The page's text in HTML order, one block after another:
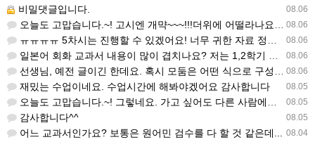
08.06
비밀댓글입니다.
08.06
오늘도 고맙습니다.~! 고시엔 개먁~~~!!!더위에 어떨라나요...감사합니다. ^^
08.06
ㅠㅠㅠㅠ 5차시는 진행할 수 있겠어요! 너무 귀한 자료 정말 감사합니다!!!
08.06
일본어 회화 교과서 내용이 많이 겹치나요? 저는 1,2학기 출판사가 달라서인지, 회화 단어와 분량이 더 많다…
08.06
선생님, 예전 글이긴 한데요. 혹시 모둠은 어떤 식으로 구성하셨을까요? 진단평가를 보시고 모둠장(도우미학생)…
08.05
재밌는 수업이네요. 수업시간에 해봐야겠어요 감사합니다
08.05
오늘도 고맙습니다.~! 그렇네요. 가고 싶어도 다른 사람에게 민폐는 안되는 것... 감사해요. ^^
08.05
감사합니다^^
08.04
어느 교과서인가요? 보통은 원어민 검수를 다 할 것 같은데...